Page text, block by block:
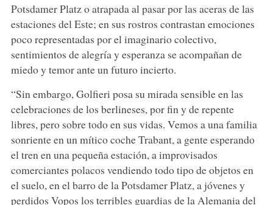
Potsdamer Platz o atrapada al pasar por las aceras de las
estaciones del Este; en sus rostros contrastan emociones
poco representadas por el imaginario colectivo,
sentimientos de alegría y esperanza se acompañan de
miedo y temor ante un futuro incierto.
“Sin embargo, Golfieri posa su mirada sensible en las
celebraciones de los berlineses, por fin y de repente
libres, pero sobre todo en sus vidas. Vemos a una familia
sonriente en un mítico coche Trabant, a gente esperando
el tren en una pequeña estación, a improvisados
comerciantes polacos vendiendo todo tipo de objetos en
el suelo, en el barro de la Potsdamer Platz, a jóvenes y
perdidos Vopos los terribles guardias de la Alemania del